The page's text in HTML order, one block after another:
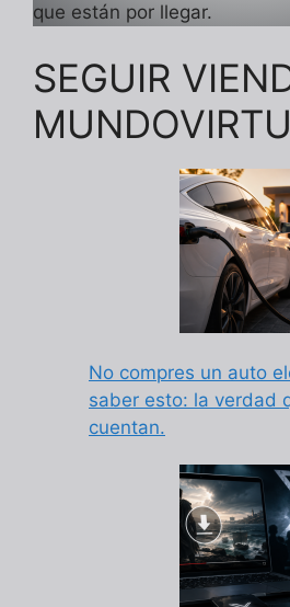
que están por llegar.
SEGUIR
No compres un auto
saber esto: la verdad
cuentan.